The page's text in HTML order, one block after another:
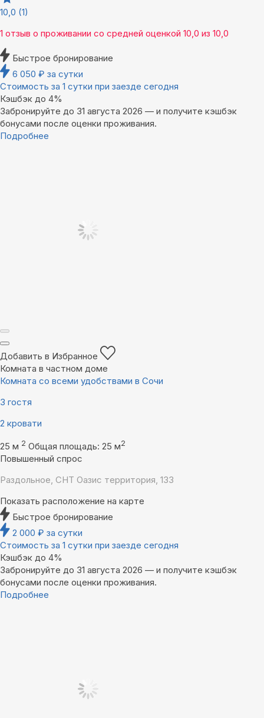
10,0 (1)
1 отзыв о проживании со средней оценкой 10,0 из 10,0
Быстрое бронирование
6 050 ₽ за сутки
Стоимость за 1 сутки при заезде сегодня
Кэшбэк до 4%
Забронируйте до 31 августа 2026 — и получите кэшбэк
бонусами после оценки проживания.
Подробнее
Добавить в Избранное
Комната в частном доме
Комната со всеми удобствами в Сочи
3 гостя
2 кровати
25 м 2 Общая площадь: 25 м2
Повышенный спрос
Раздольное, СНТ Оазис территория, 133
Показать расположение на карте
Быстрое бронирование
2 000 ₽ за сутки
Стоимость за 1 сутки при заезде сегодня
Кэшбэк до 4%
Забронируйте до 31 августа 2026 — и получите кэшбэк
бонусами после оценки проживания.
Подробнее